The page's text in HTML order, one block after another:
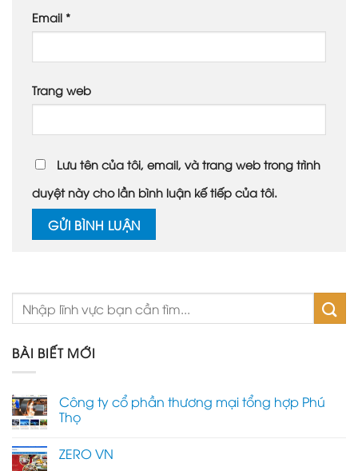
Email *
Trang web
Lưu tên của tôi, email, và trang web trong trình
duyệt này cho lần bình luận kế tiếp của tôi.
BÀI BIẾT MỚI
Công ty cổ phần thương mại tổng hợp Phú
Thọ
ZERO VN